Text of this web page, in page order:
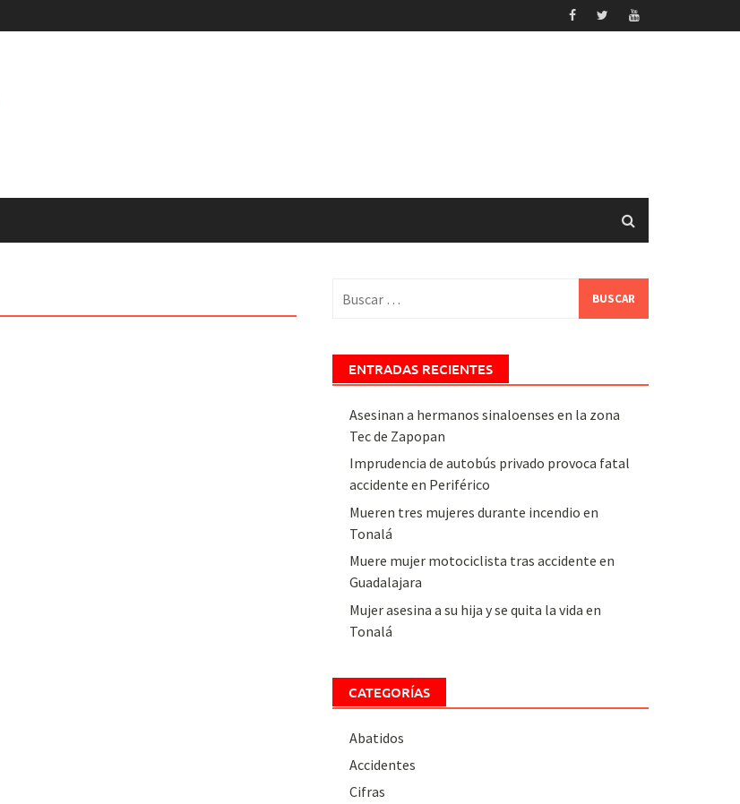
ENTRADAS RECIENTES
Asesinan a hermanos sinaloenses en la zona
Tec de Zapopan
Imprudencia de autobús privado provoca fatal
accidente en Periférico
Mueren tres mujeres durante incendio en
Tonalá
Muere mujer motociclista tras accidente en
Guadalajara
Mujer asesina a su hija y se quita la vida en
Tonalá
CATEGORÍAS
Abatidos
Accidentes
Cifras